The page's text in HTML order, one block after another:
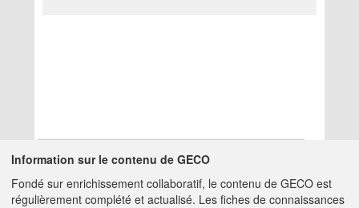
Aucun résultat
Information sur le contenu de GECO
Fondé sur enrichissement collaboratif, le contenu de GECO est
régulièrement complété et actualisé. Les fiches de connaissances